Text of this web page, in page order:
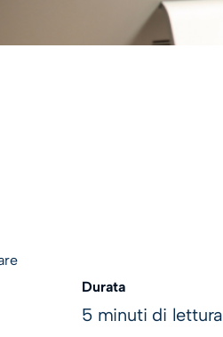
Durata
5 minuti di lettura